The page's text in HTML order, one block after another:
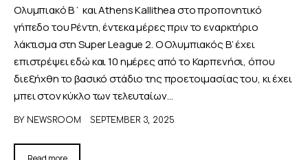
Ολυμπιακό Β΄ και Athens Kallithea στο προπονητικό
γήπεδο του Ρέντη, έντεκα μέρες πριν το εναρκτήριο
λάκτισμα στη Super League 2. Ο Ολυμπιακός Β’ έχει
επιστρέψει εδώ και 10 ημέρες από το Καρπενήσι, όπου
διεξήχθη το βασικό στάδιο της προετοιμασίας του, κι έχει
μπει στον κύκλο των τελευταίων…
BY NEWSROOM SEPTEMBER 3, 2025